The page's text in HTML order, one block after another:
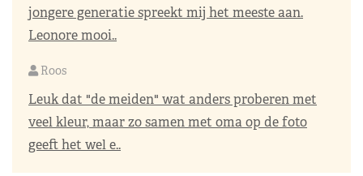
jongere generatie spreekt mij het meeste aan.
Leonore mooi..
Roos
Leuk dat "de meiden" wat anders proberen met
veel kleur, maar zo samen met oma op de foto
geeft het wel e..